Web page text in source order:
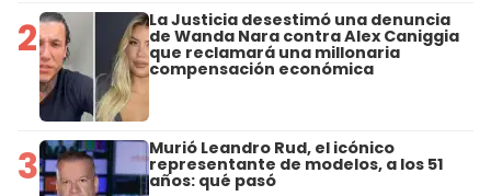
2 La Justicia desestimó una denuncia
de Wanda Nara contra Alex Caniggia
que reclamará una millonaria
compensación económica
3 Murió Leandro Rud, el icónico
representante de modelos, a los 51
años: qué pasó